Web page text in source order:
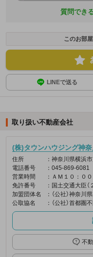
質問でき
このお部
LINEで送る
取り扱い不動産会社
(株)タウンハウジング神
住所
：神奈川県横
電話番号
：045-869-6081
営業時間
：ＡＭ１０：０
免許番号
：国土交通大臣（
加盟団体名
：（公社）神奈
公取協名
：（公社）首都
不